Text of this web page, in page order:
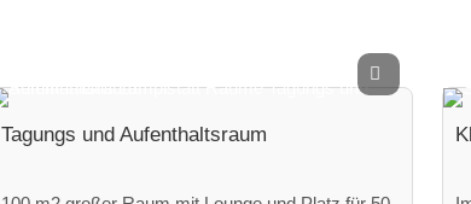
Tagungs und Aufenthaltsraum